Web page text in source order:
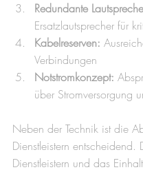
Redundante
Ersatzlautsprecher für
Kabelreserven:
Verbindungen
Notstromkonzept:
über Stromversorgung
Neben der Technik ist die
Dienstleistern
Dienstleistern und das